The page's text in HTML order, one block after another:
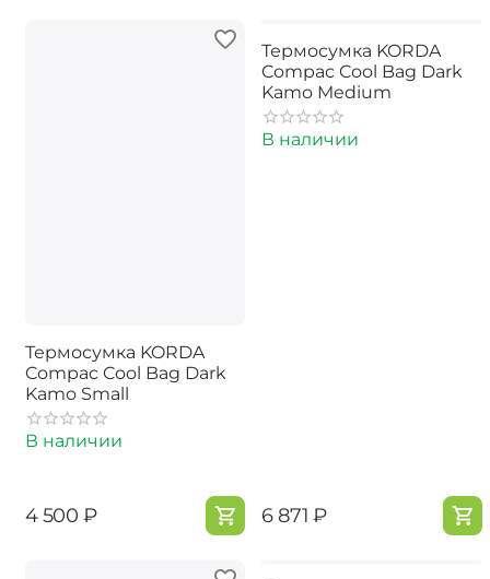
Термосумка KORDA
Compac Cool Bag Dark
Kamo Small
В наличии
‍4 500‍ ₽
Термосумка KORDA
Compac Cool Bag Dark
Kamo Medium
В наличии
‍6 871‍ ₽